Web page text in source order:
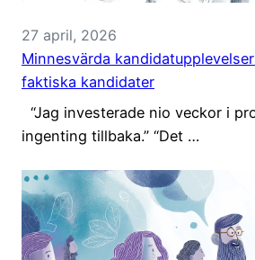
27 april, 2026
Minnesvärda
faktiska kandidater
“Jag investerade nio veckor i
ingenting tillbaka.” “Det …